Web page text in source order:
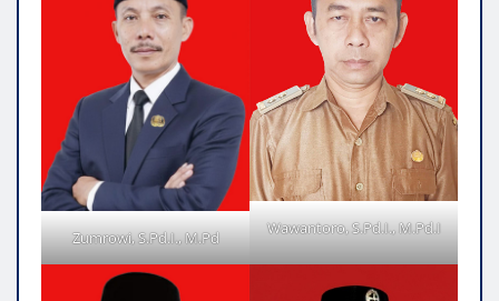
Zumrowi, S.Pd.I., M.Pd Wawantoro, S.Pd.I., M.Pd.I